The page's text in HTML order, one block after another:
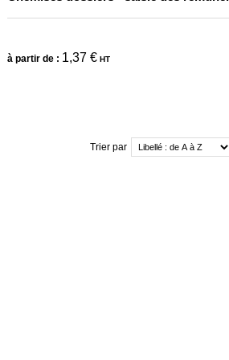
à partir de : 1,37 € HT
Trier par